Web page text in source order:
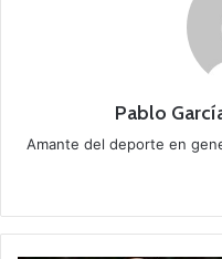
Pablo
Amante del deporte en